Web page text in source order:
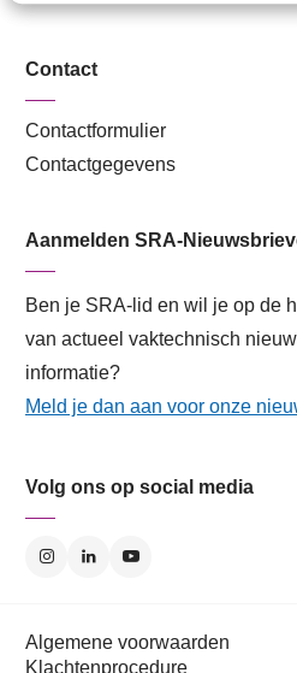
openbaar accountant
kosten per openbare
afgebeeld:
Klik op de afbeelding voor
Contact
Contactformulier
Contactgegevens
Aanmelden SRA-
Ben je SRA-lid en wil je op de
van actueel vaktechnisch
informatie?
Meld je dan aan voor onze
Volg ons op social media
Algemene voorwaarden
Klachtenprocedure